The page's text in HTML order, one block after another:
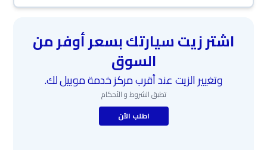
اشتر زيت سيارتك بسعر أوفر من
السوق
وتغيير الزيت عند أقرب مركز خدمة موبيل لك.
تطبق الشروط و الأحكام
اطلب الآن